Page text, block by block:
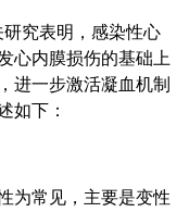
究表明，感染性心
心内膜损伤的基础上
进一步激活凝血机制
如下：
为常见，主要是变性